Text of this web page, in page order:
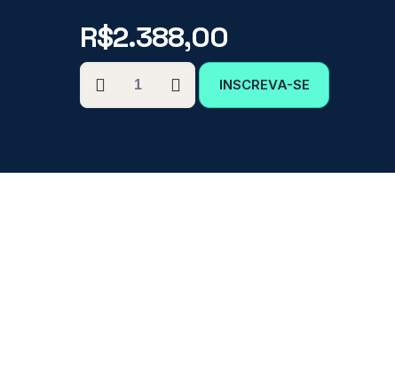
R$2.388,00
PÓS-
GRADUAÇÃO
quantidade
INSCREVA-SE